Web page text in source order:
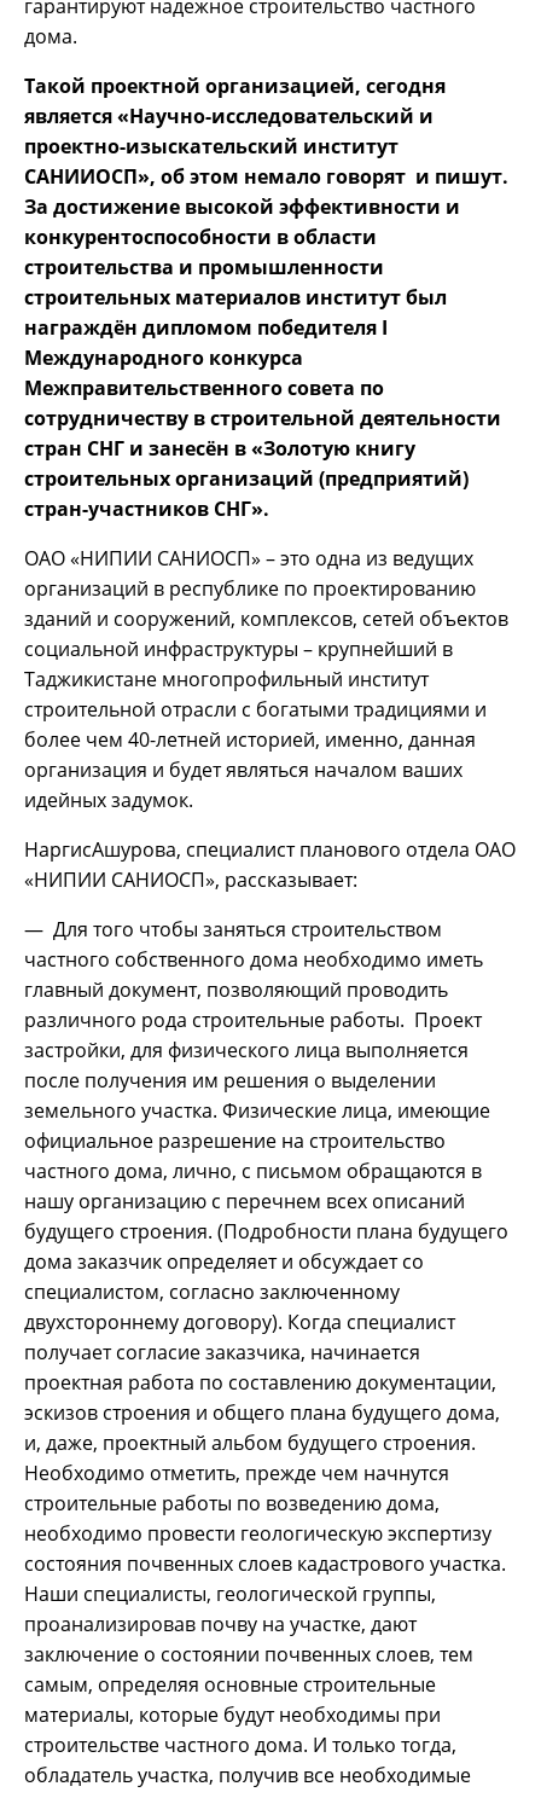
гарантируют надежное строительство частного
дома.
Такой проектной организацией, сегодня
является «Научно-исследовательский и
проектно-изыскательский институт
САНИИОСП», об этом немало говорят и пишут.
За достижение высокой эффективности и
конкурентоспособности в области
строительства и промышленности
строительных материалов институт был
награждён дипломом победителя I
Международного конкурса
Межправительственного совета по
сотрудничеству в строительной деятельности
стран СНГ и занесён в «Золотую книгу
строительных организаций (предприятий)
стран-участников СНГ».
ОАО «НИПИИ САНИОСП» – это одна из ведущих
организаций в республике по проектированию
зданий и сооружений, комплексов, сетей объектов
социальной инфраструктуры – крупнейший в
Таджикистане многопрофильный институт
строительной отрасли с богатыми традициями и
более чем 40-летней историей, именно, данная
организация и будет являться началом ваших
идейных задумок.
НаргисАшурова, специалист планового отдела ОАО
«НИПИИ САНИОСП», рассказывает:
— Для того чтобы заняться строительством
частного собственного дома необходимо иметь
главный документ, позволяющий проводить
различного рода строительные работы. Проект
застройки, для физического лица выполняется
после получения им решения о выделении
земельного участка. Физические лица, имеющие
официальное разрешение на строительство
частного дома, лично, с письмом обращаются в
нашу организацию с перечнем всех описаний
будущего строения. (Подробности плана будущего
дома заказчик определяет и обсуждает со
специалистом, согласно заключенному
двухстороннему договору). Когда специалист
получает согласие заказчика, начинается
проектная работа по составлению документации,
эскизов строения и общего плана будущего дома,
и, даже, проектный альбом будущего строения.
Необходимо отметить, прежде чем начнутся
строительные работы по возведению дома,
необходимо провести геологическую экспертизу
состояния почвенных слоев кадастрового участка.
Наши специалисты, геологической группы,
проанализировав почву на участке, дают
заключение о состоянии почвенных слоев, тем
самым, определяя основные строительные
материалы, которые будут необходимы при
строительстве частного дома. И только тогда,
обладатель участка, получив все необходимые